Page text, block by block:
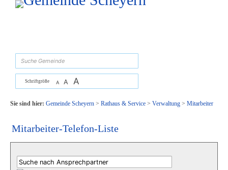
Zum Inhalt, zur Navigationoder zur Startseite springen.
Schriftgröße A A A
Sie sind hier: Gemeinde Scheyern> Rathaus & Service> Verwaltung> Mitarbeiter
Mitarbeiter-Telefon-Liste